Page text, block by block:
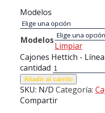
Modelos
Modelos
Limpiar
Cajones Hettich -
cantidad
Añadir al carrito
SKU: N/D Categoría:
Compartir